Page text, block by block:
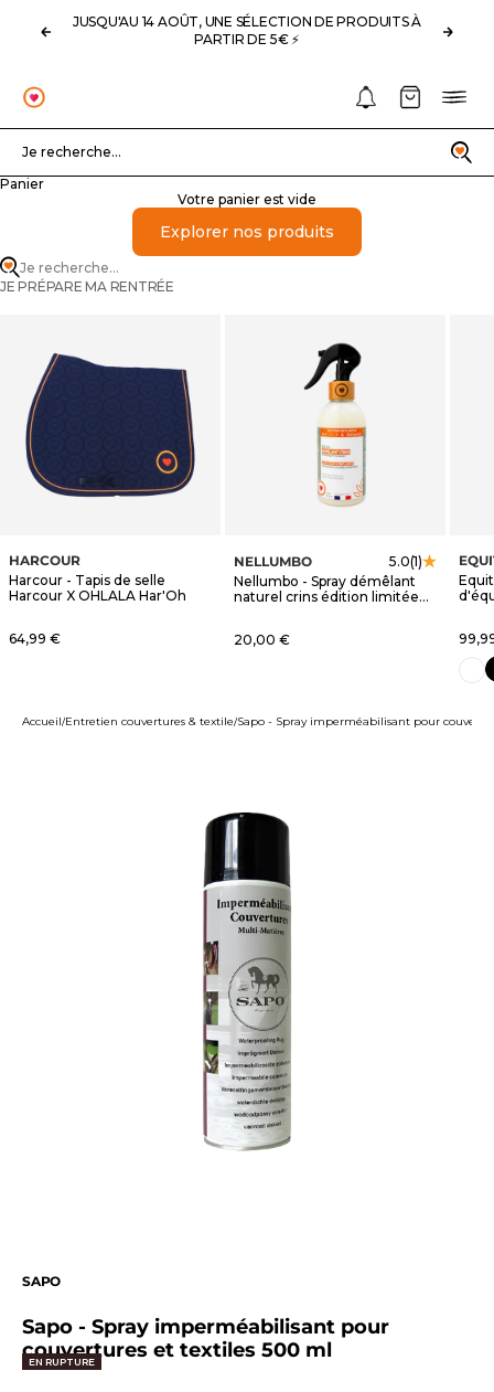
Précédent
JUSQU'AU 14 AOÛT, UNE SÉLECTION DE PRODUITS À
PARTIR DE 5€ ⚡️
OHLALA
Recherche
Je recherche...
Notifications
Panier
Panier
Votre panier est vide
Explorer nos produits
Je recherche...
JE PRÉPARE MA RENTRÉE
HARCOUR
Harcour - Tapis de selle
Harcour X OHLALA Har'Oh
Prix de vente
64,99 €
NELLUMBO 5.0(1)
Nellumbo - Spray démêlant
naturel crins édition limitée
Prix de vente
20,00 €
Prix
blanc
Accueil Entretien couvertures & textile Sapo - Spray imperméabilisant pour
SAPO
Sapo - Spray imperméabilisant pour
couvertures et textiles 500 ml
EN RUPTURE